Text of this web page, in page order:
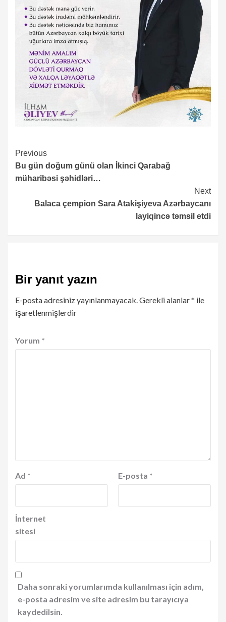
Continue
Reading
Previous
Bu gün doğum günü olan İkinci Qarabağ
müharibəsi şəhidləri…
Next
Balaca çempion Sara Atakişiyeva Azərbaycanı
layiqincə təmsil etdi
Bir yanıt yazın
E-posta adresiniz yayınlanmayacak. Gerekli alanlar* ile
işaretlenmişlerdir
Yorum *
Ad * E-posta *
İnternet
sitesi
Daha sonraki yorumlarımda kullanılması için adım,
e-posta adresim ve site adresim bu tarayıcıya
kaydedilsin.